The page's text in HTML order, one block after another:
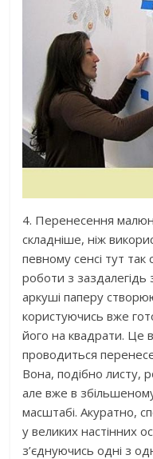
4. Перенесення
складніше, ніж
певному сенсі тут
роботи з
аркуші паперу
користуючись вже
його на квадрати. Це
проводиться
Вона, подібно листу,
але вже в
масштабі. Акуратно,
у великих настінних
з’єднуючись одні з